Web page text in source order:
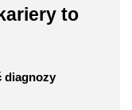
to
diagnozy